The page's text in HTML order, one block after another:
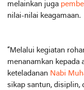
melainkan juga
nilai-nilai keagamaan.
“Melalui kegiatan
menanamkan kepada
keteladanan Nabi
sikap santun, disiplin,